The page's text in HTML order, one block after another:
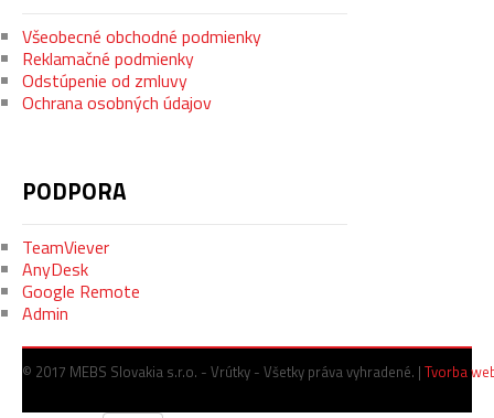
Všeobecné obchodné podmienky
Reklamačné podmienky
Odstúpenie od zmluvy
Ochrana osobných údajov
PODPORA
TeamViever
AnyDesk
Google Remote
Admin
© 2017 MEBS Slovakia s.r.o. - Vrútky - Všetky práva vyhradené. | Tvorba